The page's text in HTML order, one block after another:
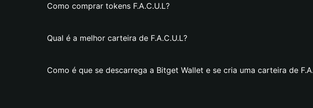
Como comprar tokens F.A.C.U.L?
Qual é a melhor carteira de F.A.C.U.L?
Como é que se descarrega a Bitget Wallet e se cria uma carteira de